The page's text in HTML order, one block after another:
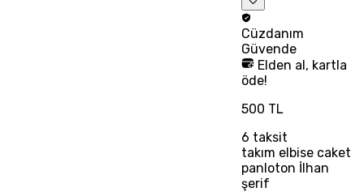
Cüzdanım
Güvende
Elden al, kartla
öde!
500 TL
6 taksit
takım elbise caket
panloton İlhan
şerif